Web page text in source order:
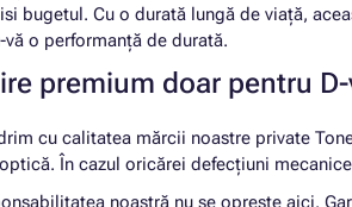
bugetul. Cu o durată lungă de viață,
vă o performanță de durată.
premium doar pentru
cu calitatea mărcii noastre private
În cazul oricărei defecțiuni
noastră nu se oprește aici.